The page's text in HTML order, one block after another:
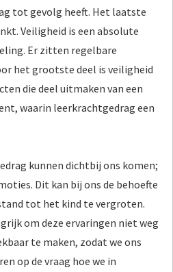
tot gevolg heeft. Het laatste
Veiligheid is een absolute
Er zitten regelbare
het grootste deel is veiligheid
die deel uitmaken van een
waarin leerkrachtgedrag een
kunnen dichtbij ons komen;
Dit kan bij ons de behoefte
tot het kind te vergroten.
om deze ervaringen niet weg
te maken, zodat we ons
op de vraag hoe we in